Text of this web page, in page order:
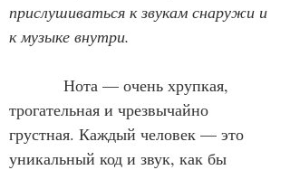
прислушиваться к звукам снаружи и
к музыке внутри.
Нота — очень хрупкая,
трогательная и чрезвычайно
грустная. Каждый человек — это
уникальный код и звук, как бы